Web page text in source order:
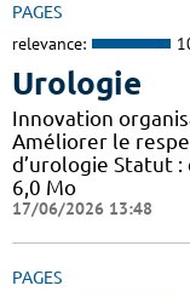
PAGES
relevance:
Urologie
Innovation
Améliorer le
d’urologie Statut :
6,0 Mo
17/06/2026 13:48
PAGES